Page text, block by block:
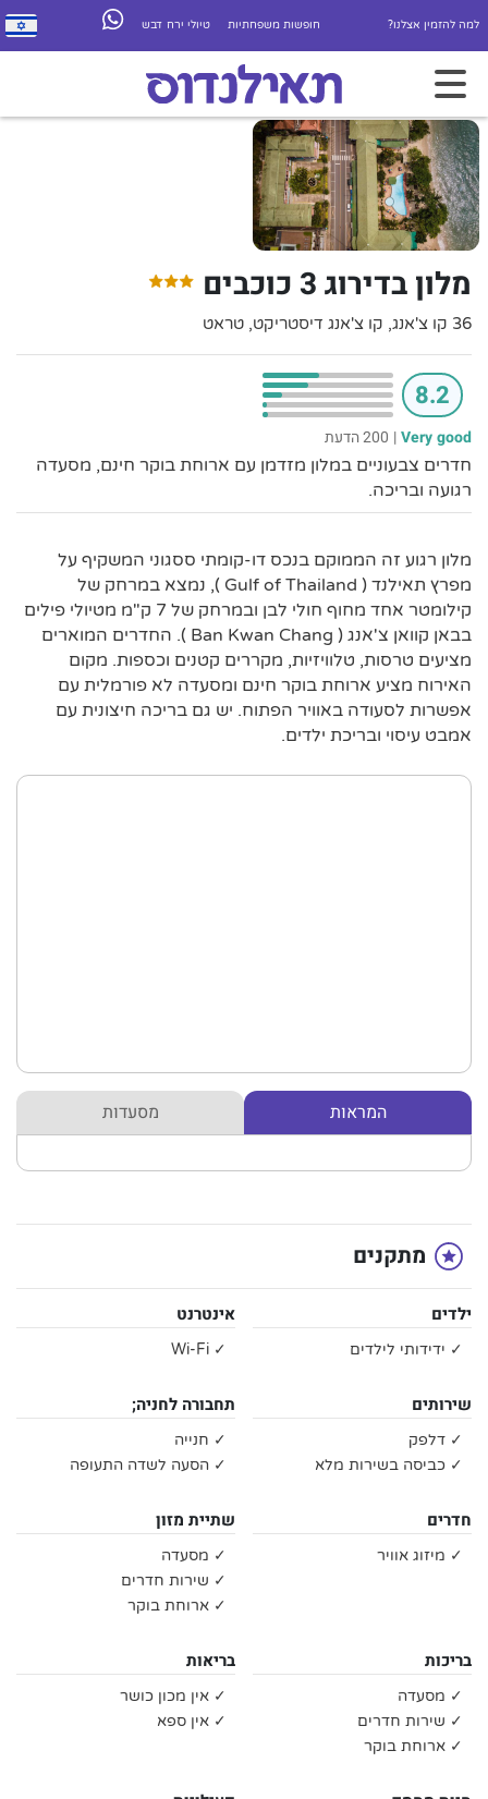
למה להזמין אצלנו? חופשות משפחתיות טיולי ירח דבש
מלון בדירוג 3 כוכבים
36 קו צ'אנג, קו צ'אנג דיסטריקט, טראט
8.2
Very good
| 200 הדעת
חדרים צבעוניים במלון מזדמן עם ארוחת בוקר חינם, מסעדה
רגועה ובריכה.
מלון רגוע זה הממוקם בנכס דו-קומתי ססגוני המשקיף על
מפרץ תאילנד ( Gulf of Thailand ), נמצא במרחק של
קילומטר אחד מחוף חולי לבן ובמרחק של 7 ק"מ מטיולי פילים
בבאן קוואן צ'אנג ( Ban Kwan Chang ). החדרים המוארים
מציעים טרסות, טלוויזיות, מקררים קטנים וכספות. מקום
האירוח מציע ארוחת בוקר חינם ומסעדה לא פורמלית עם
אפשרות לסעודה באוויר הפתוח. יש גם בריכה חיצונית עם
אמבט עיסוי ובריכת ילדים.
המראות מסעדות
מתקנים
ילדים
✓ ידידותי לילדים
אינטרנט
✓ Wi-Fi
שירותים
✓ דלפק
✓ כביסה בשירות מלא
תחבורה לחניה;
✓ חנייה
✓ הסעה לשדה התעופה
חדרים
✓ מיזוג אוויר
שתיית מזון
✓ מסעדה
✓ שירות חדרים
✓ ארוחת בוקר
בריכות
✓ מסעדה
✓ שירות חדרים
✓ ארוחת בוקר
בריאות
✓ אין מכון כושר
✓ אין ספא